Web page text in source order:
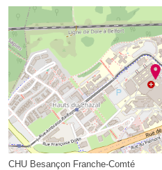
CHU Besançon Franche-Comté